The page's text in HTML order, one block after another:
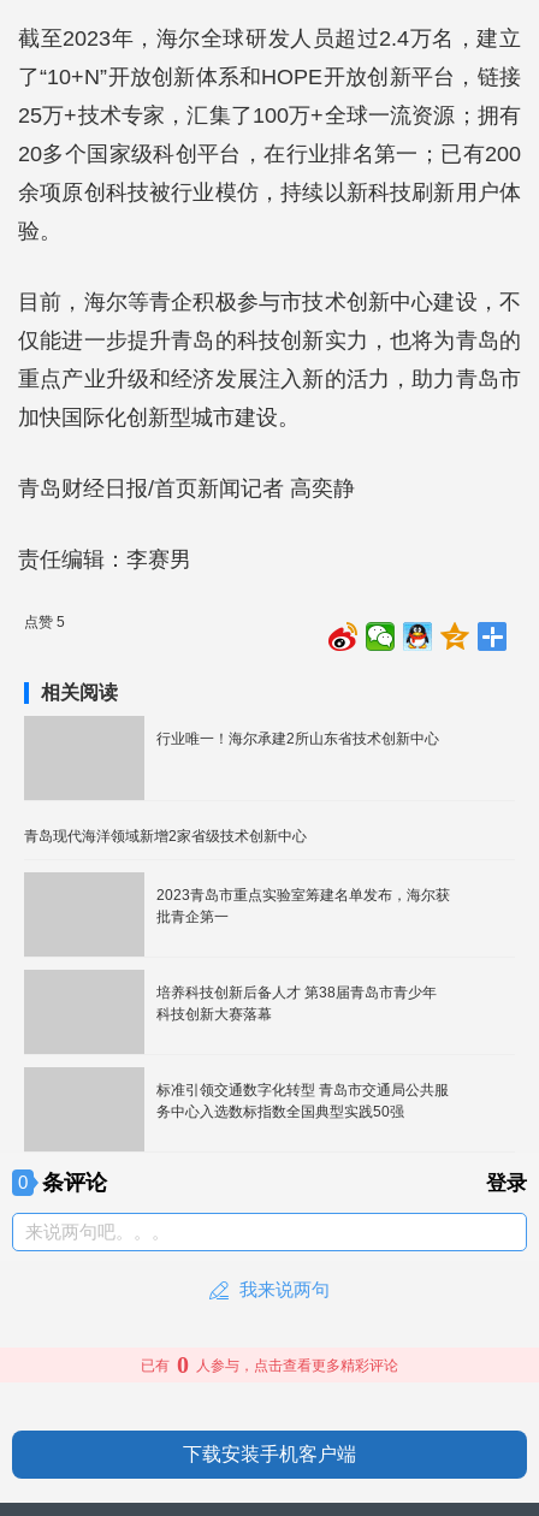
截至2023年，海尔全球研发人员超过2.4万名，建立
了“10+N”开放创新体系和HOPE开放创新平台，链接
25万+技术专家，汇集了100万+全球一流资源；拥有
20多个国家级科创平台，在行业排名第一；已有200
余项原创科技被行业模仿，持续以新科技刷新用户体
验。
目前，海尔等青企积极参与市技术创新中心建设，不
仅能进一步提升青岛的科技创新实力，也将为青岛的
重点产业升级和经济发展注入新的活力，助力青岛市
加快国际化创新型城市建设。
青岛财经日报/首页新闻记者 高奕静
责任编辑：李赛男
点赞 5
相关阅读
行业唯一！海尔承建2所山东省技术创新中心
青岛现代海洋领域新增2家省级技术创新中心
2023青岛市重点实验室筹建名单发布，海尔获
批青企第一
培养科技创新后备人才 第38届青岛市青少年
科技创新大赛落幕
标准引领交通数字化转型 青岛市交通局公共服
务中心入选数标指数全国典型实践50强
0 条评论 登录
来说两句吧。。。
我来说两句
已有 0 人参与，点击查看更多精彩评论
下载安装手机客户端